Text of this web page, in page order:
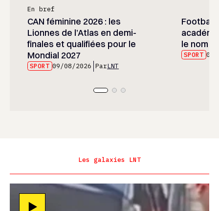
En bref
CAN féminine 2026 : les
Lionnes de l’Atlas en demi-
finales et qualifiées pour le
Mondial 2027
SPORT 09/08/2026 ParLNT
Football
le nom
SPORT 09/
Les galaxies LNT